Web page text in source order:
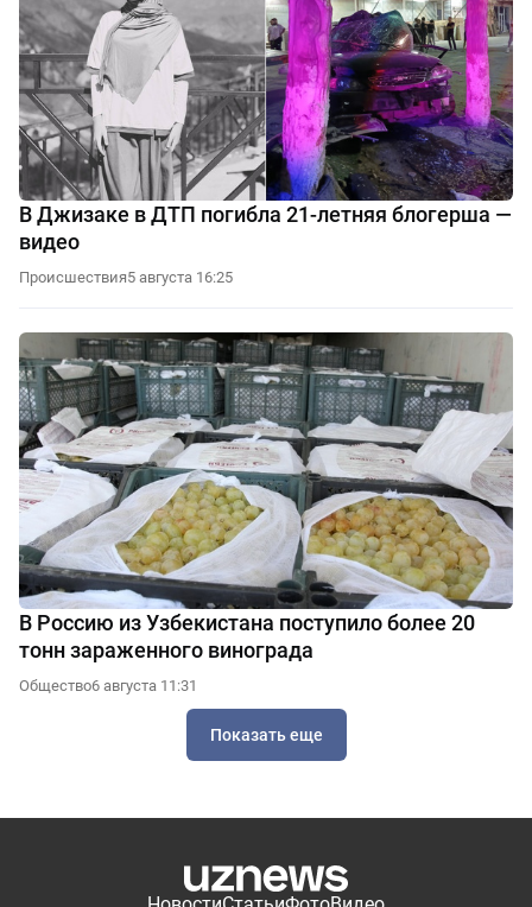
В Джизаке в ДТП погибла 21-летняя блогерша —
видео
Происшествия5 августа 16:25
В Россию из Узбекистана поступило более 20
тонн зараженного винограда
Общество6 августа 11:31
Показать еще